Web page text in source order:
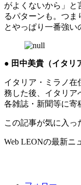
がよくないから」と
るパターンも。つま
とやっぱり一番強い
● 田中美貴（イタリ
イタリア・ミラノ在
務した後、イタリア
各雑誌・新聞等に寄
この記事が気に入っ
Web LEONの最新ニ